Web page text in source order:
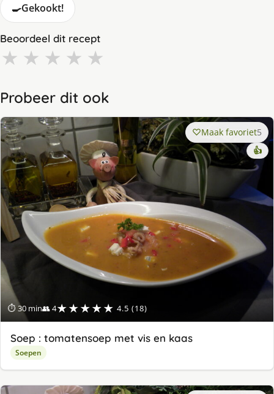
🍳Gekookt!
Beoordeel dit recept
★ ★ ★ ★ ★
Probeer dit ook
⏱ 30 min👥 4★★★★★ 4.5 (18)
Maak favoriet5
👍
Soep : tomatensoep met vis en kaas
Soepen